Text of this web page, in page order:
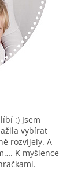
:) Jsem
vybírat
rozvíjely. A
K myšlence